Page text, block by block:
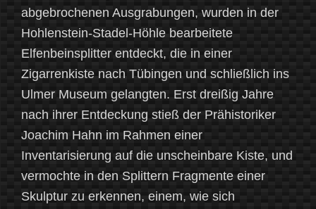
abgebrochenen Ausgrabungen, wurden in der
Hohlenstein-Stadel-Höhle bearbeitete
Elfenbeinsplitter entdeckt, die in einer
Zigarrenkiste nach Tübingen und schließlich ins
Ulmer Museum gelangten. Erst dreißig Jahre
nach ihrer Entdeckung stieß der Prähistoriker
Joachim Hahn im Rahmen einer
Inventarisierung auf die unscheinbare Kiste, und
vermochte in den Splittern Fragmente einer
Skulptur zu erkennen, einem, wie sich